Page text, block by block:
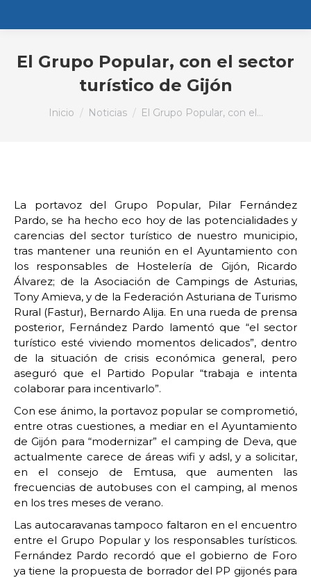
El Grupo Popular, con el sector
turístico de Gijón
Estás aquí:
Inicio Noticias El Grupo Popular, con el…
La portavoz del Grupo Popular, Pilar Fernández
Pardo, se ha hecho eco hoy de las potencialidades y
carencias del sector turístico de nuestro municipio,
tras mantener una reunión en el Ayuntamiento con
los responsables de Hostelería de Gijón, Ricardo
Álvarez; de la Asociación de Campings de Asturias,
Tony Amieva, y de la Federación Asturiana de Turismo
Rural (Fastur), Bernardo Alija. En una rueda de prensa
posterior, Fernández Pardo lamentó que “el sector
turístico esté viviendo momentos delicados”, dentro
de la situación de crisis económica general, pero
aseguró que el Partido Popular “trabaja e intenta
colaborar para incentivarlo”.
Con ese ánimo, la portavoz popular se comprometió,
entre otras cuestiones, a mediar en el Ayuntamiento
de Gijón para “modernizar” el camping de Deva, que
actualmente carece de áreas wifi y adsl, y a solicitar,
en el consejo de Emtusa, que aumenten las
frecuencias de autobuses con el camping, al menos
en los tres meses de verano.
Las autocaravanas tampoco faltaron en el encuentro
entre el Grupo Popular y los responsables turísticos.
Fernández Pardo recordó que el gobierno de Foro
ya tiene la propuesta de borrador del PP gijonés para